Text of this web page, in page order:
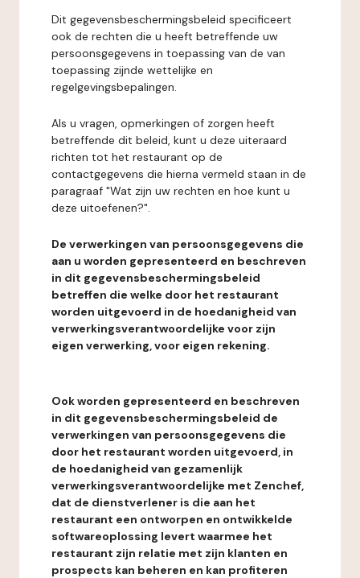
Dit gegevensbeschermingsbeleid specificeert
ook de rechten die u heeft betreffende uw
persoonsgegevens in toepassing van de van
toepassing zijnde wettelijke en
regelgevingsbepalingen.
Als u vragen, opmerkingen of zorgen heeft
betreffende dit beleid, kunt u deze uiteraard
richten tot het restaurant op de
contactgegevens die hierna vermeld staan in de
paragraaf "Wat zijn uw rechten en hoe kunt u
deze uitoefenen?".
De verwerkingen van persoonsgegevens die
aan u worden gepresenteerd en beschreven
in dit gegevensbeschermingsbeleid
betreffen die welke door het restaurant
worden uitgevoerd in de hoedanigheid van
verwerkingsverantwoordelijke voor zijn
eigen verwerking, voor eigen rekening.
Ook worden gepresenteerd en beschreven
in dit gegevensbeschermingsbeleid de
verwerkingen van persoonsgegevens die
door het restaurant worden uitgevoerd, in
de hoedanigheid van gezamenlijk
verwerkingsverantwoordelijke met Zenchef,
dat de dienstverlener is die aan het
restaurant een ontworpen en ontwikkelde
softwareoplossing levert waarmee het
restaurant zijn relatie met zijn klanten en
prospects kan beheren en kan profiteren